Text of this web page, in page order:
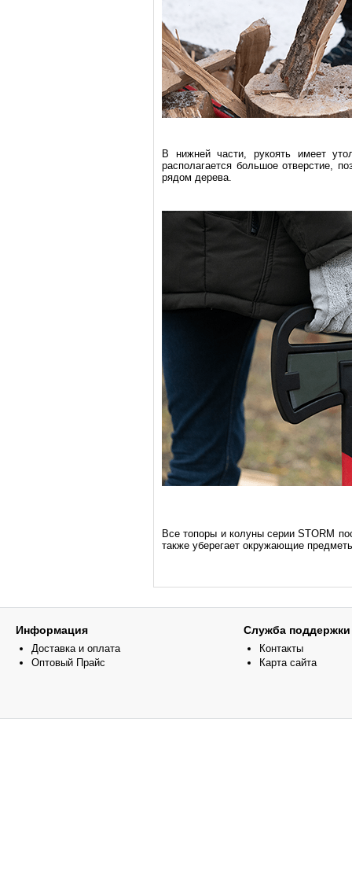
В нижней части, рукоять имеет
располагается большое отверстие,
рядом дерева.
Все топоры и колуны серии STORM
также уберегает окружающие
Информация
Доставка и оплата
Оптовый Прайс
Служба поддержки
Контакты
Карта сайта